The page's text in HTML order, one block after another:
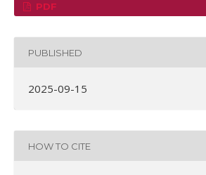
PDF
PUBLISHED
2025-09-15
HOW TO CITE